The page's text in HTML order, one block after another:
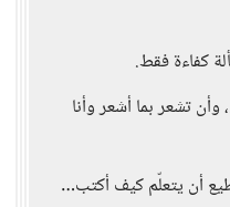
كفاءة فقط.
تشعر بما أشعر وأنا
أن يتعلّم كيف أكتب…